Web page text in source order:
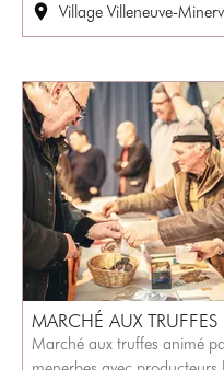
Village Villeneuve-
MARCHÉ AUX
Marché aux truffes animé